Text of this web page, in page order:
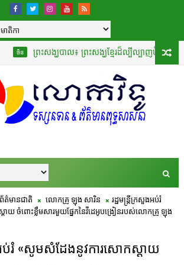
ព្រះសង្ឃបាល៖ ព្រះសង្ឃខ្មែរដ៏ល្បីល្បាញបំផុតដែលបានប
ព័ត៌មានជាតិ លោកគ្រូ ឡុង សារិន
រដ្ឋមន្ត្រីក្រសួងអប់រំ
យ ចំពោះខ្លឹមសារមួយផ្នែកនៃវីដេអូបង្រៀនរបស់លោកគ្រូ ឡុង
អប់រំ «សូមសំដែងនូវការសោកស្ដាយ